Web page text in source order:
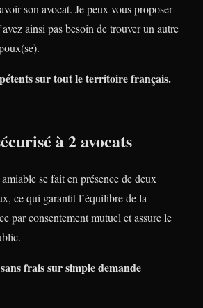
son avocat. Je peux vous proposer
ainsi pas besoin de trouver un autre
sur tout le territoire français.
à 2 avocats
se fait en présence de deux
ce qui garantit l’équilibre de la
par consentement mutuel et assure le
frais sur simple demande